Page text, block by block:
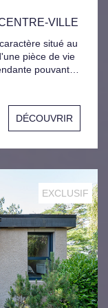
VILLE
situé au
pièce de vie
pouvant
à un
de suite.
excessive :
numéro
DÉCOUVRIR
EXCLUSIF